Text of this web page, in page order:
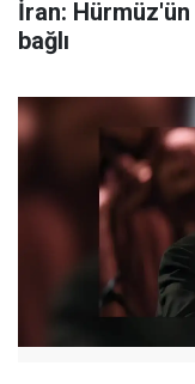
İran: Hürmüz'ün
bağlı